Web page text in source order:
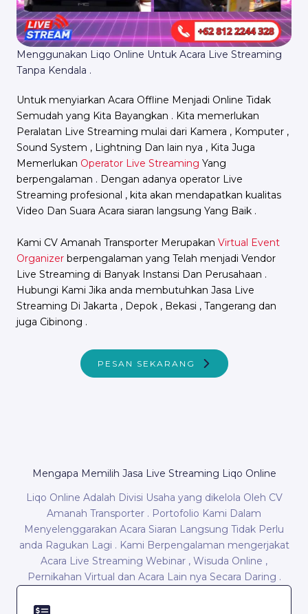
Menggunakan Liqo Online Untuk Acara Live Streaming
Tanpa Kendala .
Untuk menyiarkan Acara Offline Menjadi Online Tidak
Semudah yang Kita Bayangkan . Kita memerlukan
Peralatan Live Streaming mulai dari Kamera , Komputer ,
Sound System , Lightning Dan lain nya , Kita Juga
Memerlukan Operator Live Streaming Yang
berpengalaman . Dengan adanya operator Live
Streaming profesional , kita akan mendapatkan kualitas
Video Dan Suara Acara siaran langsung Yang Baik .
Kami CV Amanah Transporter Merupakan Virtual Event
Organizer berpengalaman yang Telah menjadi Vendor
Live Streaming di Banyak Instansi Dan Perusahaan .
Hubungi Kami Jika anda membutuhkan Jasa Live
Streaming Di Jakarta , Depok , Bekasi , Tangerang dan
juga Cibinong .
PESAN SEKARANG
Mengapa Memilih Jasa Live Streaming Liqo Online
Liqo Online Adalah Divisi Usaha yang dikelola Oleh CV
Amanah Transporter . Portofolio Kami Dalam
Menyelenggarakan Acara Siaran Langsung Tidak Perlu
anda Ragukan Lagi . Kami Berpengalaman mengerjakat
Acara Live Streaming Webinar , Wisuda Online ,
Pernikahan Virtual dan Acara Lain nya Secara Daring .